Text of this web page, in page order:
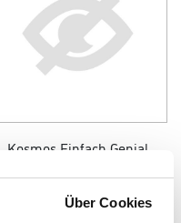
Über Cookies
Kosmos Einfach Genial
2.725 Punkte